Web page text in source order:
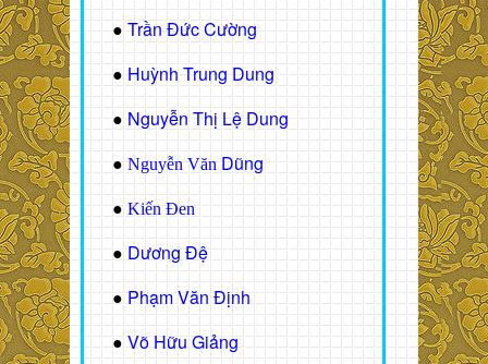
● Trần Đức Cường
● Huỳnh Trung Dung
● Nguyễn Thị Lệ Dung
● Nguyễn Văn Dũng
● Kiến Đen
● Dương Đệ
● Phạm Văn Định
● Võ Hữu Giảng